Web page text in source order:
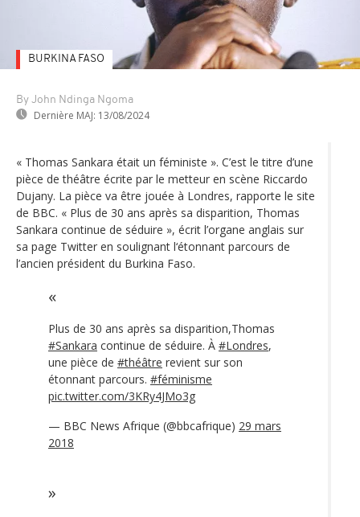
By John Ndinga Ngoma
Dernière MAJ: 13/08/2024
BURKINA FASO
« Thomas Sankara était un féministe ». C’est le titre d’une
pièce de théâtre écrite par le metteur en scène Riccardo
Dujany. La pièce va être jouée à Londres, rapporte le site
de BBC. « Plus de 30 ans après sa disparition, Thomas
Sankara continue de séduire », écrit l’organe anglais sur
sa page Twitter en soulignant l‘étonnant parcours de
l’ancien président du Burkina Faso.
Plus de 30 ans après sa disparition,Thomas
#Sankara continue de séduire. À #Londres,
une pièce de #théâtre revient sur son
étonnant parcours. #féminisme
pic.twitter.com/3KRy4JMo3g
— BBC News Afrique (@bbcafrique) 29 mars
2018